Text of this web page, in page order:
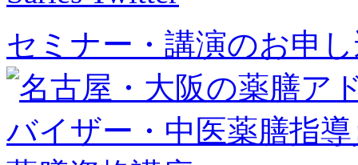
セミナー・講演のお申